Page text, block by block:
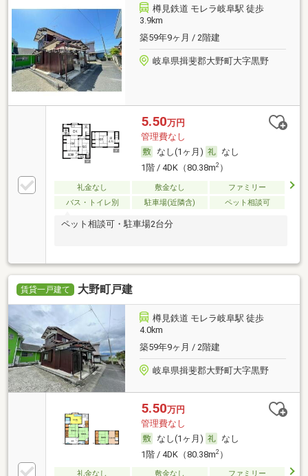
樽見鉄道 モレラ岐阜駅 徒歩
3.9km
築59年9ヶ月 / 2階建
岐阜県揖斐郡大野町大字黒野
5.50万円
管理費なし
なし(1ヶ月)
なし
1階 / 4DK（80.38m2）
礼金なし 敷金なし
ファミリー
バス・トイレ別
駐車場(近隣含) ペット相談可
ペット相談可・駐車場2台分
賃貸一戸建て 大野町戸建
樽見鉄道 モレラ岐阜駅 徒歩
4.0km
築59年9ヶ月 / 2階建
岐阜県揖斐郡大野町大字黒野
5.50万円
管理費なし
なし(1ヶ月)
なし
1階 / 4DK（80.38m2）
礼金なし 敷金なし ファミリー